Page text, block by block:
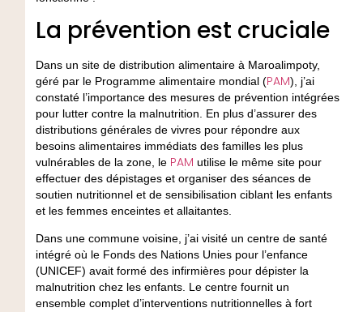
La prévention est cruciale
Dans un site de distribution alimentaire à Maroalimpoty,
géré par le Programme alimentaire mondial (PAM), j’ai
constaté l’importance des mesures de prévention intégrées
pour lutter contre la malnutrition. En plus d’assurer des
distributions générales de vivres pour répondre aux
besoins alimentaires immédiats des familles les plus
vulnérables de la zone, le PAM utilise le même site pour
effectuer des dépistages et organiser des séances de
soutien nutritionnel et de sensibilisation ciblant les enfants
et les femmes enceintes et allaitantes.
Dans une commune voisine, j’ai visité un centre de santé
intégré où le Fonds des Nations Unies pour l’enfance
(UNICEF) avait formé des infirmières pour dépister la
malnutrition chez les enfants. Le centre fournit un
ensemble complet d’interventions nutritionnelles à fort